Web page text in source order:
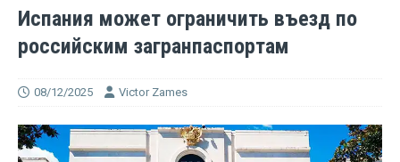
Испания может ограничить въезд по
российским загранпаспортам
08/12/2025 Victor Zames